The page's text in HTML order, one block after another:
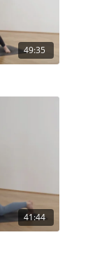
49:35
41:44